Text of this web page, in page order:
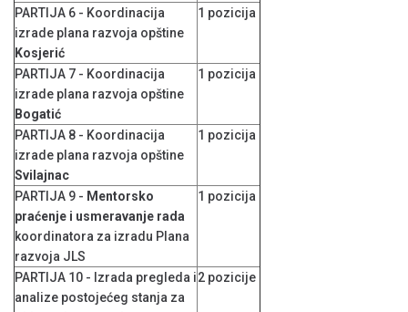
PARTIJA 6 - Koordinacija
izrade plana razvoja opštine
Kosjerić
1 pozicija
PARTIJA 7 - Koordinacija
izrade plana razvoja opštine
Bogatić
1 pozicija
PARTIJA 8 - Koordinacija
izrade plana razvoja opštine
Svilajnac
1 pozicija
PARTIJA 9 - Mentorsko
praćenje i usmeravanje rada
koordinatora za izradu Plana
razvoja JLS
1 pozicija
PARTIJA 10 - Izrada pregleda i
analize postojećeg stanja za
2 pozicije